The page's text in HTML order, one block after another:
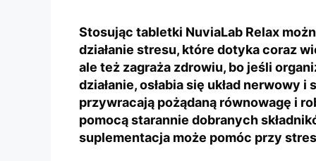
Stosując tabletki NuviaLab Relax
działanie stresu, które dotyka coraz
ale też zagraża zdrowiu, bo jeśli
działanie, osłabia się układ nerwowy
przywracają pożądaną równowagę i
pomocą starannie dobranych
suplementacja może pomóc przy